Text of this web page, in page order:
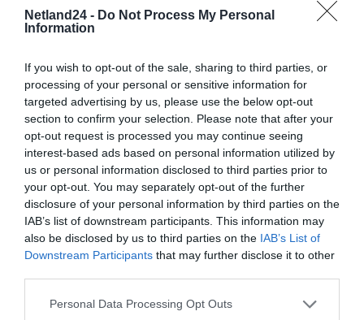
Netland24 - Do Not Process My Personal
Information
If you wish to opt-out of the sale, sharing to third parties, or
processing of your personal or sensitive information for
targeted advertising by us, please use the below opt-out
section to confirm your selection. Please note that after your
opt-out request is processed you may continue seeing
interest-based ads based on personal information utilized by
us or personal information disclosed to third parties prior to
your opt-out. You may separately opt-out of the further
disclosure of your personal information by third parties on the
IAB’s list of downstream participants. This information may
also be disclosed by us to third parties on the IAB’s List of
Downstream Participants that may further disclose it to other
Personal Data Processing Opt Outs
Przekątna 120 cali. Duży format dla głębszego doświadczenia wizualnego.
Model o przekątnej 120 cali (240x180 cm) zapewnia wyrazisty, kinowy obraz
idealny do większych przestrzeni. To świetny wybór do domowego kina, sal
prezentowanej treści, niezależnie od tego, czy jest to film, prezentacja, czy
transmisja sportowa.Trwały i elastyczny materiał poliester najwyższej
jakości.Wykonany z grubego, elastycznego materiału poliestrowego ekran
MC-169 charakteryzuje się doskonałą wytrzymałością oraz odpornością na
zagniecenia i odkształcenia. Gładka powierzchnia zapewnia równomierne
rozproszenie światła, co przekłada się na czysty i ostry obraz. Ekran można
złożyć i przechowywać bez obawy o trwałe zmarszczenia.Format obrazu 4:3
klasyczna proporcja do prezentacji i edukacji
Ekran projekcyjny w formacie
4:3 to doskonały wybór do zastosowań edukacyjnych, biznesowych oraz w
miejscach, gdzie dominują treści o klasycznych proporcjach. Format ten
idealnie sprawdza się przy prezentacjach, materiałach szkoleniowych,
dokumentach i starszych filmach. Dzięki temu ekran znajduje szerokie
zastosowanie w szkołach, na uczelniach, w salach konferencyjnych i
wszędzie tam, gdzie liczy się czytelność i profesjonalny wygląd treści.
Szeroki kąt widzenia aż 179 stopniJednym z kluczowych atutów ekranu jest
wyraźny niemal z każdej pozycji w pomieszczeniu. To doskonałe rozwiązanie
się doskonałą jakością projekcji, niezależnie od miejsca, jakie zajmują.